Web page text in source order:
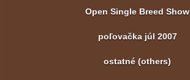
Open Single Breed Show
poľovačka júl 2007
ostatné (others)